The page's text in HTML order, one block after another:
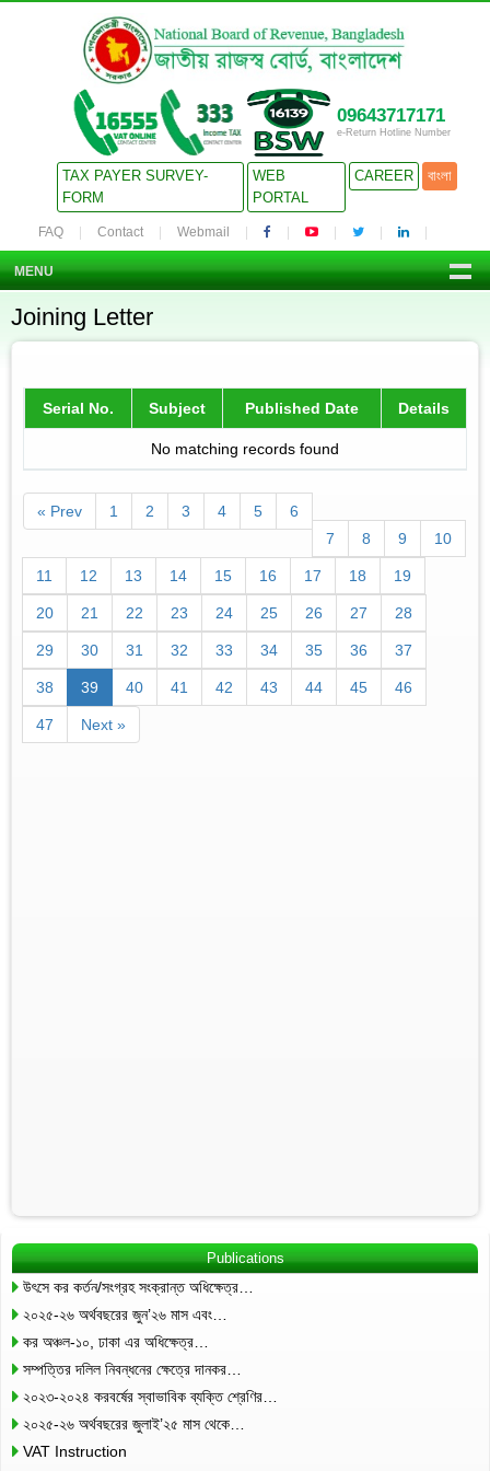
09643717171
e-Return Hotline Number
TAX PAYER SURVEY-
FORM
WEB
PORTAL
CAREER বাংলা
FAQ Contact Webmail
MENU
Joining Letter
Serial No. Subject Published Date Details
No matching records found
« Prev 1 2 3 4 5
6
7
8 9 10
11 12 13 14 15 16 17 18 19
20 21 22 23 24 25 26 27 28
29 30 31 32 33 34 35 36 37
38 39 40 41 42 43 44 45 46
47 Next »
Publications
উৎসে কর কর্তন/সংগ্রহ সংক্রান্ত অধিক্ষেত্র…
২০২৫-২৬ অর্থবছরের জুন’২৬ মাস এবং…
কর অঞ্চল-১০, ঢাকা এর অধিক্ষেত্র…
সম্পত্তির দলিল নিবন্ধনের ক্ষেত্রে দানকর…
২০২৩-২০২৪ করবর্ষের স্বাভাবিক ব্যক্তি শ্রেণির…
২০২৫-২৬ অর্থবছরের জুলাই’২৫ মাস থেকে…
VAT Instruction